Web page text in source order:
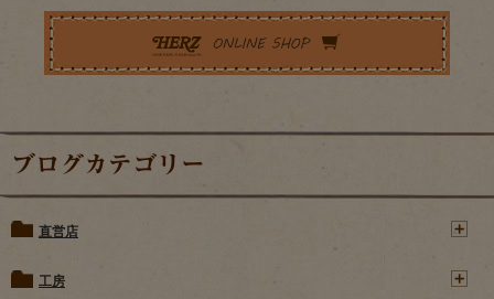
ブログカテゴリー
直営店
工房